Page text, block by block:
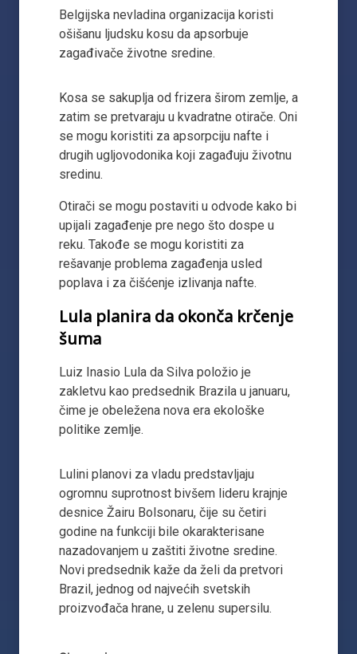
Belgijska nevladina organizacija koristi
ošišanu ljudsku kosu da apsorbuje
zagađivače životne sredine.
Kosa se sakuplja od frizera širom zemlje, a
zatim se pretvaraju u kvadratne otirače. Oni
se mogu koristiti za apsorpciju nafte i
drugih ugljovodonika koji zagađuju životnu
sredinu.
Otirači se mogu postaviti u odvode kako bi
upijali zagađenje pre nego što dospe u
reku. Takođe se mogu koristiti za
rešavanje problema zagađenja usled
poplava i za čišćenje izlivanja nafte.
Lula planira da okonča krčenje
šuma
Luiz Inasio Lula da Silva položio je
zakletvu kao predsednik Brazila u januaru,
čime je obeležena nova era ekološke
politike zemlje.
Lulini planovi za vladu predstavljaju
ogromnu suprotnost bivšem lideru krajnje
desnice Žairu Bolsonaru, čije su četiri
godine na funkciji bile okarakterisane
nazadovanjem u zaštiti životne sredine.
Novi predsednik kaže da želi da pretvori
Brazil, jednog od najvećih svetskih
proizvođača hrane, u zelenu supersilu.